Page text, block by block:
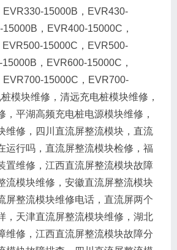
EVR330-15000B，EVR430-
，EVR400-15000C，
15000C，EVR500-
，EVR600-15000C，
EVR700-15000C，EVR700-
模块维修，清远充电桩模块维修，
，平湖高频充电桩电源模块维修，
维修，四川直流屏整流模块，直流
运行吗，直流屏整流模块检修，福
置维修，江西直流屏整流模块故障
流模块维修，安徽直流屏整流模块
屏整流模块维修电话，直流屏两个
，天津直流屏整流模块维修，湖北
维修，江西直流屏整流模块故障分